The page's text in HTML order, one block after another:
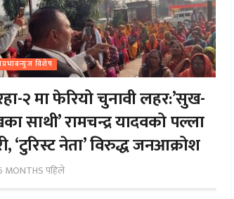
विशेष
२ मा फेरियो चुनावी लहर:’सुख-
साथी’ रामचन्द्र यादवको पल्ला
‘टुरिस्ट नेता’ विरुद्ध जनआक्रोश
MONTHS पहिले